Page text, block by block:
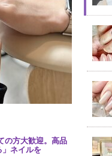
の方大歓迎。高品
」ネイルを